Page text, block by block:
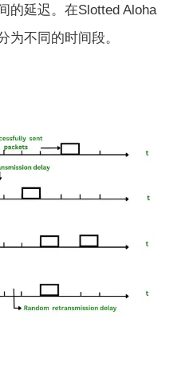
的延迟。在Slotted Aloha
为不同的时间段。